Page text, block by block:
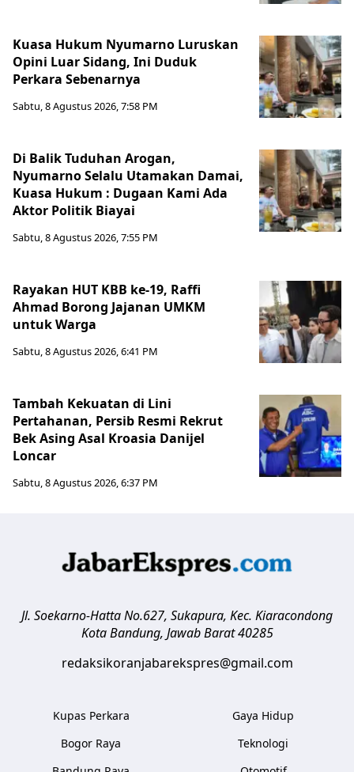
Kuasa Hukum Nyumarno Luruskan
Opini Luar Sidang, Ini Duduk
Perkara Sebenarnya ​
Sabtu, 8 Agustus 2026, 7:58 PM
Di Balik Tuduhan Arogan,
Nyumarno Selalu Utamakan Damai,
Kuasa Hukum : Dugaan Kami Ada
Aktor Politik Biayai
Sabtu, 8 Agustus 2026, 7:55 PM
Rayakan HUT KBB ke-19, Raffi
Ahmad Borong Jajanan UMKM
untuk Warga
Sabtu, 8 Agustus 2026, 6:41 PM
Tambah Kekuatan di Lini
Pertahanan, Persib Resmi Rekrut
Bek Asing Asal Kroasia Danijel
Loncar
Sabtu, 8 Agustus 2026, 6:37 PM
Jl. Soekarno-Hatta No.627, Sukapura, Kec. Kiaracondong
Kota Bandung, Jawab Barat 40285
redaksikoranjabarekspres@gmail.com
Kupas Perkara
Bogor Raya
Gaya Hidup
Teknologi